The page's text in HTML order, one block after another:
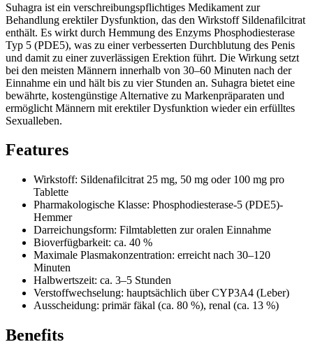
Suhagra ist ein verschreibungspflichtiges Medikament zur
Behandlung erektiler Dysfunktion, das den Wirkstoff Sildenafilcitrat
enthält. Es wirkt durch Hemmung des Enzyms Phosphodiesterase
Typ 5 (PDE5), was zu einer verbesserten Durchblutung des Penis
und damit zu einer zuverlässigen Erektion führt. Die Wirkung setzt
bei den meisten Männern innerhalb von 30–60 Minuten nach der
Einnahme ein und hält bis zu vier Stunden an. Suhagra bietet eine
bewährte, kostengünstige Alternative zu Markenpräparaten und
ermöglicht Männern mit erektiler Dysfunktion wieder ein erfülltes
Sexualleben.
Features
Wirkstoff: Sildenafilcitrat 25 mg, 50 mg oder 100 mg pro
Tablette
Pharmakologische Klasse: Phosphodiesterase-5 (PDE5)-
Hemmer
Darreichungsform: Filmtabletten zur oralen Einnahme
Bioverfügbarkeit: ca. 40 %
Maximale Plasmakonzentration: erreicht nach 30–120
Minuten
Halbwertszeit: ca. 3–5 Stunden
Verstoffwechselung: hauptsächlich über CYP3A4 (Leber)
Ausscheidung: primär fäkal (ca. 80 %), renal (ca. 13 %)
Benefits